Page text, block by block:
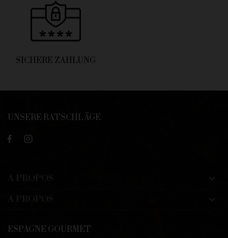
SICHERE ZAHLUNG
UNSERE RATSCHLÄGE
ESPAGNE GOURMET